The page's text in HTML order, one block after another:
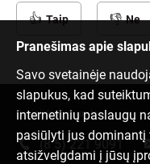
Taip Ne
Pranešimas apie
Savo svetainėje
slapukus, kad
internetinių paslaugų
pasiūlyti jus dominantį
atsižvelgdami į jūsų
Susisiek su mumis
(8 5) 221 9091